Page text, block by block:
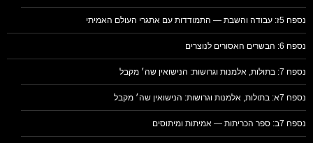
נספח 5ז: עבודה והשבת — התמודדות עם אתגרי העולם האמיתי
נספח 6: הבשרים האסורים לנוצרים
נספח 7: בתולות, אלמנות וגרושות: הנישואין שה׳ מקבל
נספח 7א: בתולות, אלמנות וגרושות: הנישואין שה׳ מקבל
נספח 7ב: ספר הכריתות — אמיתות ומיתוסים